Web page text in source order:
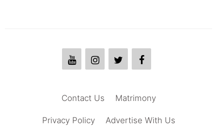
Matrimony
Contact Us
Advertise With Us
Privacy Policy